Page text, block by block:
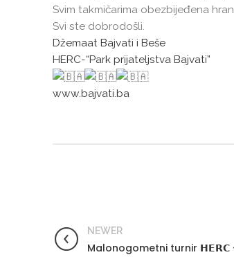
Svim takmičarima obezbijeđena
Svi ste dobrodošli.
Džemaat Bajvati i Beše
HERC-“Park prijateljstva Bajvati”
www.bajvati.ba
NEWER
Malonogometni turnir 𝗛𝗘𝗥𝗖